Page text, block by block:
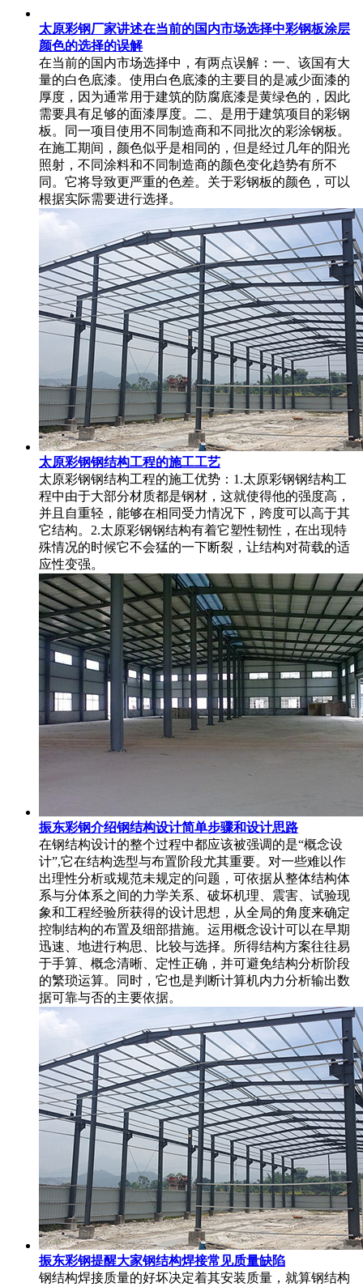
太原彩钢厂家讲述在当前的国内市场选择中彩钢板涂层
颜色的选择的误解
在当前的国内市场选择中，有两点误解：一、该国有大
量的白色底漆。使用白色底漆的主要目的是减少面漆的
厚度，因为通常用于建筑的防腐底漆是黄绿色的，因此
需要具有足够的面漆厚度。二、是用于建筑项目的彩钢
板。同一项目使用不同制造商和不同批次的彩涂钢板。
在施工期间，颜色似乎是相同的，但是经过几年的阳光
照射，不同涂料和不同制造商的颜色变化趋势有所不
同。它将导致更严重的色差。关于彩钢板的颜色，可以
根据实际需要进行选择。
太原彩钢钢结构工程的施工工艺
太原彩钢钢结构工程的施工优势：1.太原彩钢钢结构工
程中由于大部分材质都是钢材，这就使得他的强度高，
并且自重轻，能够在相同受力情况下，跨度可以高于其
它结构。2.太原彩钢钢结构有着它塑性韧性，在出现特
殊情况的时候它不会猛的一下断裂，让结构对荷载的适
应性变强。
振东彩钢介绍钢结构设计简单步骤和设计思路
在钢结构设计的整个过程中都应该被强调的是“概念设
计”,它在结构选型与布置阶段尤其重要。对一些难以作
出理性分析或规范未规定的问题，可依据从整体结构体
系与分体系之间的力学关系、破坏机理、震害、试验现
象和工程经验所获得的设计思想，从全局的角度来确定
控制结构的布置及细部措施。运用概念设计可以在早期
迅速、地进行构思、比较与选择。所得结构方案往往易
于手算、概念清晰、定性正确，并可避免结构分析阶段
的繁琐运算。同时，它也是判断计算机内力分析输出数
据可靠与否的主要依据。
振东彩钢提醒大家钢结构焊接常见质量缺陷
钢结构焊接质量的好坏决定着其安装质量，就算钢结构